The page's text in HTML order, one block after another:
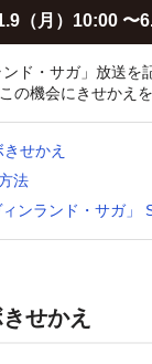
（月）10:00 〜
ド・サガ」放送を
の機会にきせかえ
せかえ
法
ンランド・サガ」
せかえ